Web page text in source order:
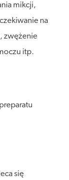
mikcji,
na
zwężenie
itp.
się